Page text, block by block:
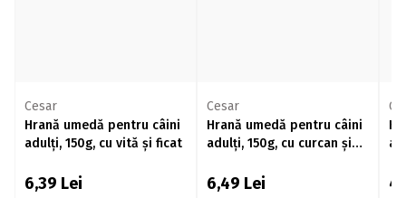
Cesar
Hrană umedă pentru câini
adulți, 150g, cu vită și ficat
6,39 Lei
Cesar
Hrană umedă pentru câini
adulți, 150g, cu curcan și
6,49 Lei